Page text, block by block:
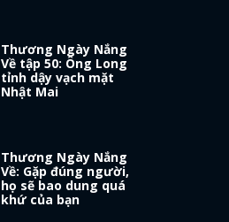
Thương Ngày Nắng
Về tập 50: Ông Long
tỉnh dậy vạch mặt
Nhật Mai
Thương Ngày Nắng
Về: Gặp đúng người,
họ sẽ bao dung quá
khứ của bạn